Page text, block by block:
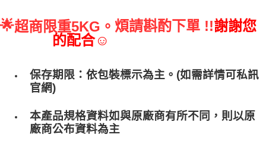
🌟超商限重5KG。 煩請斟酌下單 !!謝謝您
的配合☺
保存期限：依包裝標示為主。(如需詳情可私訊
官網)
本產品規格資料如與原廠商有所不同，則以原
廠商公布資料為主